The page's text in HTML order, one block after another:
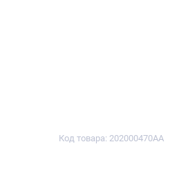
Код товара: 202000470AA